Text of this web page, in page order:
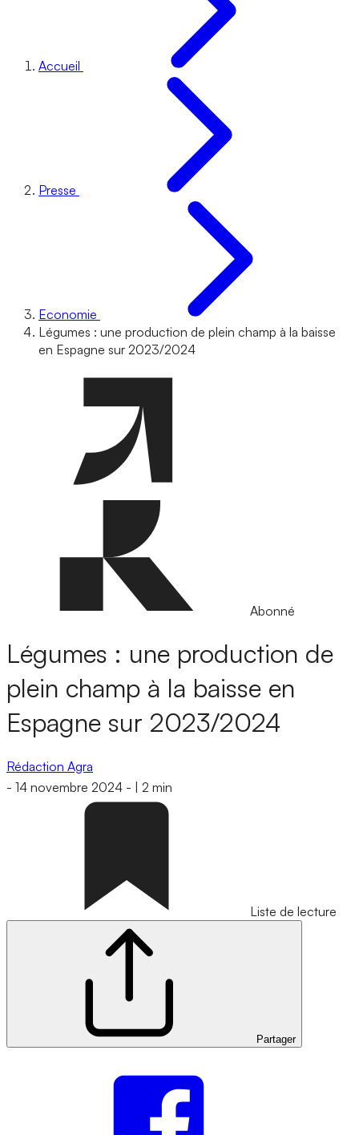
Accueil
Presse
Economie
Légumes : une production de plein champ à la baisse
en Espagne sur 2023/2024
Abonné
Légumes : une production de
plein champ à la baisse en
Espagne sur 2023/2024
Rédaction Agra
- 14 novembre 2024 - 2 min
Liste de lecture
Partager